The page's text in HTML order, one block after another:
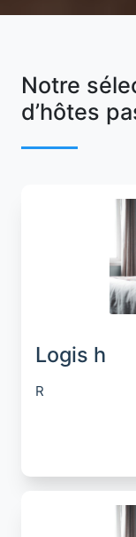
Notre
d’hôtes
Logis h
R